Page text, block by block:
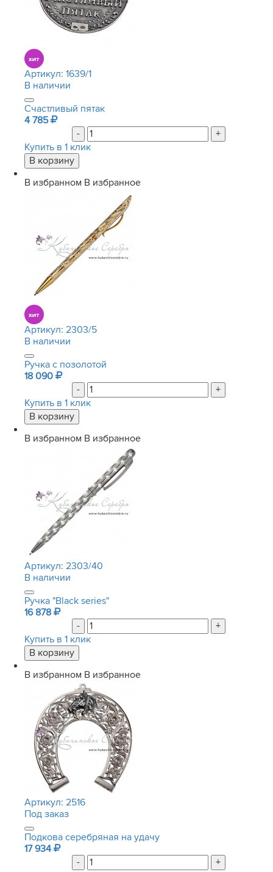
Артикул: 1639/1
В наличии
Счастливый пятак
4 785
-
+
Купить в 1 клик
В избранном В избранное
Артикул: 2303/5
В наличии
Ручка с позолотой
18 090
-
+
Купить в 1 клик
В избранном В избранное
Артикул: 2303/40
В наличии
Ручка "Black series"
16 878
-
+
Купить в 1 клик
В избранном В избранное
Артикул: 2516
Под заказ
Подкова серебряная на удачу
17 934
-
+